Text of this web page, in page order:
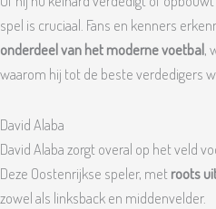
spel is cruciaal. Fans en kenners
onderdeel van het moderne voetbal,
waarom hij tot de beste verdedigers
David Alaba
David Alaba zorgt overal op het veld
Deze Oostenrijkse speler, metroots
zowel als linksback en middenvelder.